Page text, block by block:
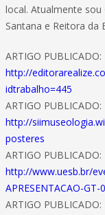
local. Atualmente
Santana e Reitora da
ARTIGO PUBLICADO:
http://
idtrabalho=445
ARTIGO PUBLICADO:
http://
posteres
ARTIGO PUBLICADO:
http://www.uesb.br/
APRESENTACAO-GT-
ARTIGO PUBLICADO: